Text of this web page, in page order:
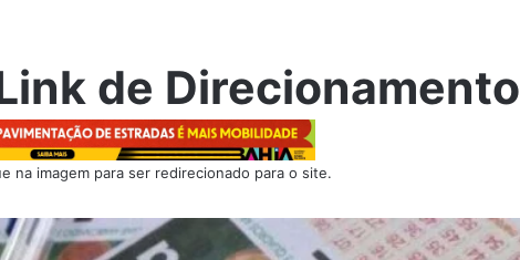
de Direcionamento
na imagem para ser redirecionado para o site.